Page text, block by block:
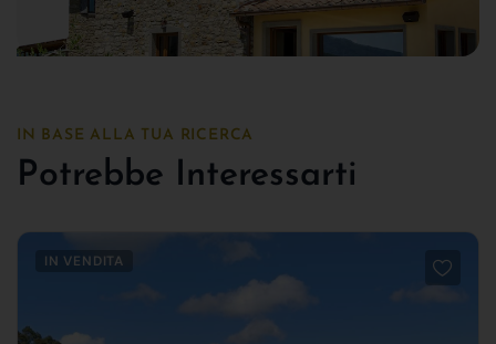
IN BASE ALLA TUA RICERCA
Potrebbe Interessarti
IN VENDITA